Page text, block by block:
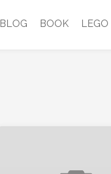
BLOG BOOK LEGO